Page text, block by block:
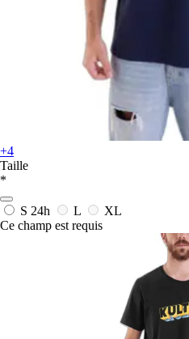
+4
Taille
*
S 24h L
XL
Ce champ est requis